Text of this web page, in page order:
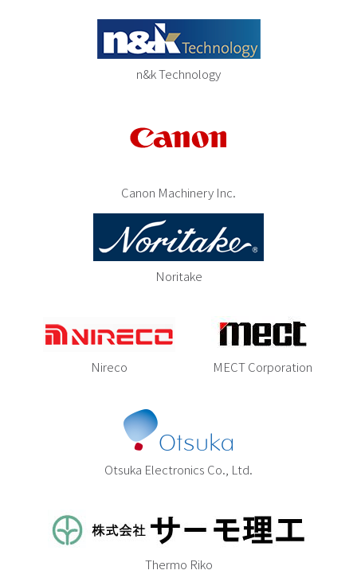
n&k Technology
Canon Machinery Inc.
Noritake
Nireco MECT Corporation
Otsuka Electronics Co., Ltd.
Thermo Riko